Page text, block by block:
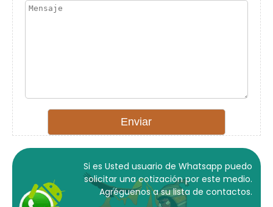
Si es Usted usuario de Whatsapp puedo
solicitar una cotización por este medio.
Agréguenos a su lista de contactos.